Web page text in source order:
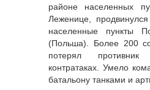
районе населенных
Леженице,
населенные пункты
(Польша). Более 200
потерял
контратаках. Умело
батальону танками и